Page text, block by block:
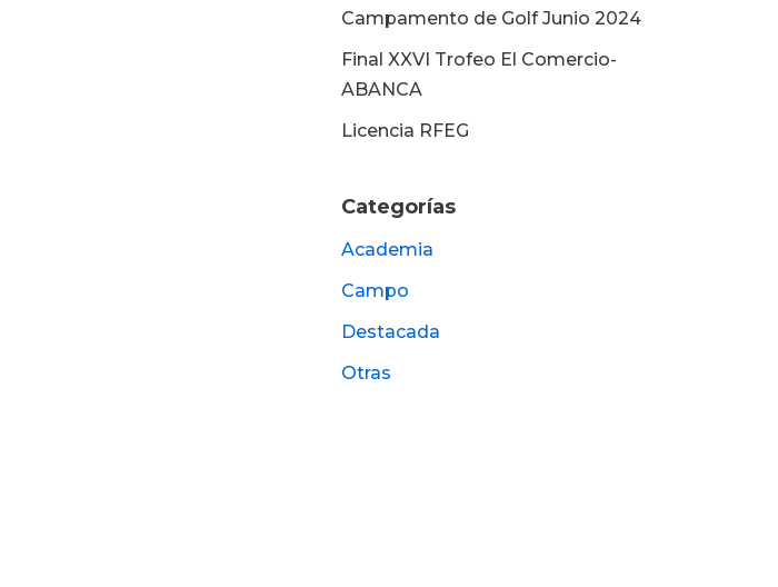
Campamento de Golf Junio 2024
Final XXVI Trofeo El Comercio-
ABANCA
Licencia RFEG
Categorías
Academia
Campo
Destacada
Otras